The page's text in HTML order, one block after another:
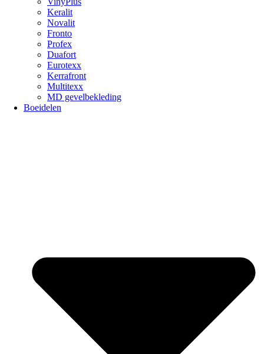
Keralit
Novalit
Fronto
Profex
Duafort
Eurotexx
Kerrafront
Multitexx
MD gevelbekleding
Boeidelen